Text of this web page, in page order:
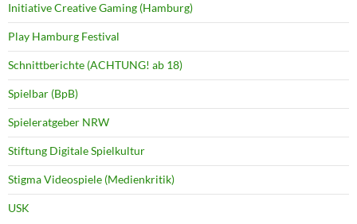
Initiative Creative Gaming (Hamburg)
Play Hamburg Festival
Schnittberichte (ACHTUNG! ab 18)
Spielbar (BpB)
Spieleratgeber NRW
Stiftung Digitale Spielkultur
Stigma Videospiele (Medienkritik)
USK